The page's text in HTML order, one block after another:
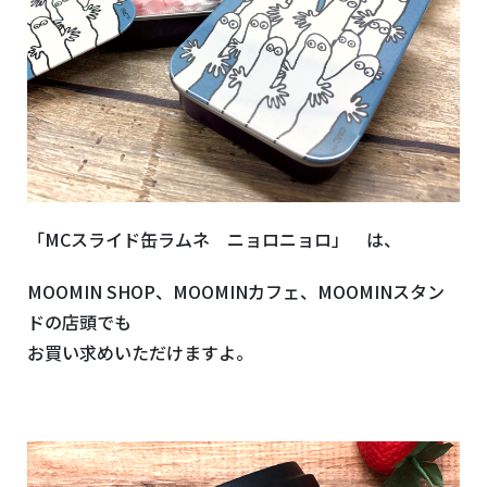
「MCスライド缶ラムネ ニョロニョロ」 は、
MOOMIN SHOP、MOOMINカフェ、MOOMINスタン
ドの店頭でも
お買い求めいただけますよ。